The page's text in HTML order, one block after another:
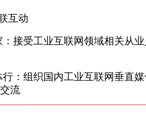
互动
：接受工业互联网领域相关从
行：组织国内工业互联网垂直
流